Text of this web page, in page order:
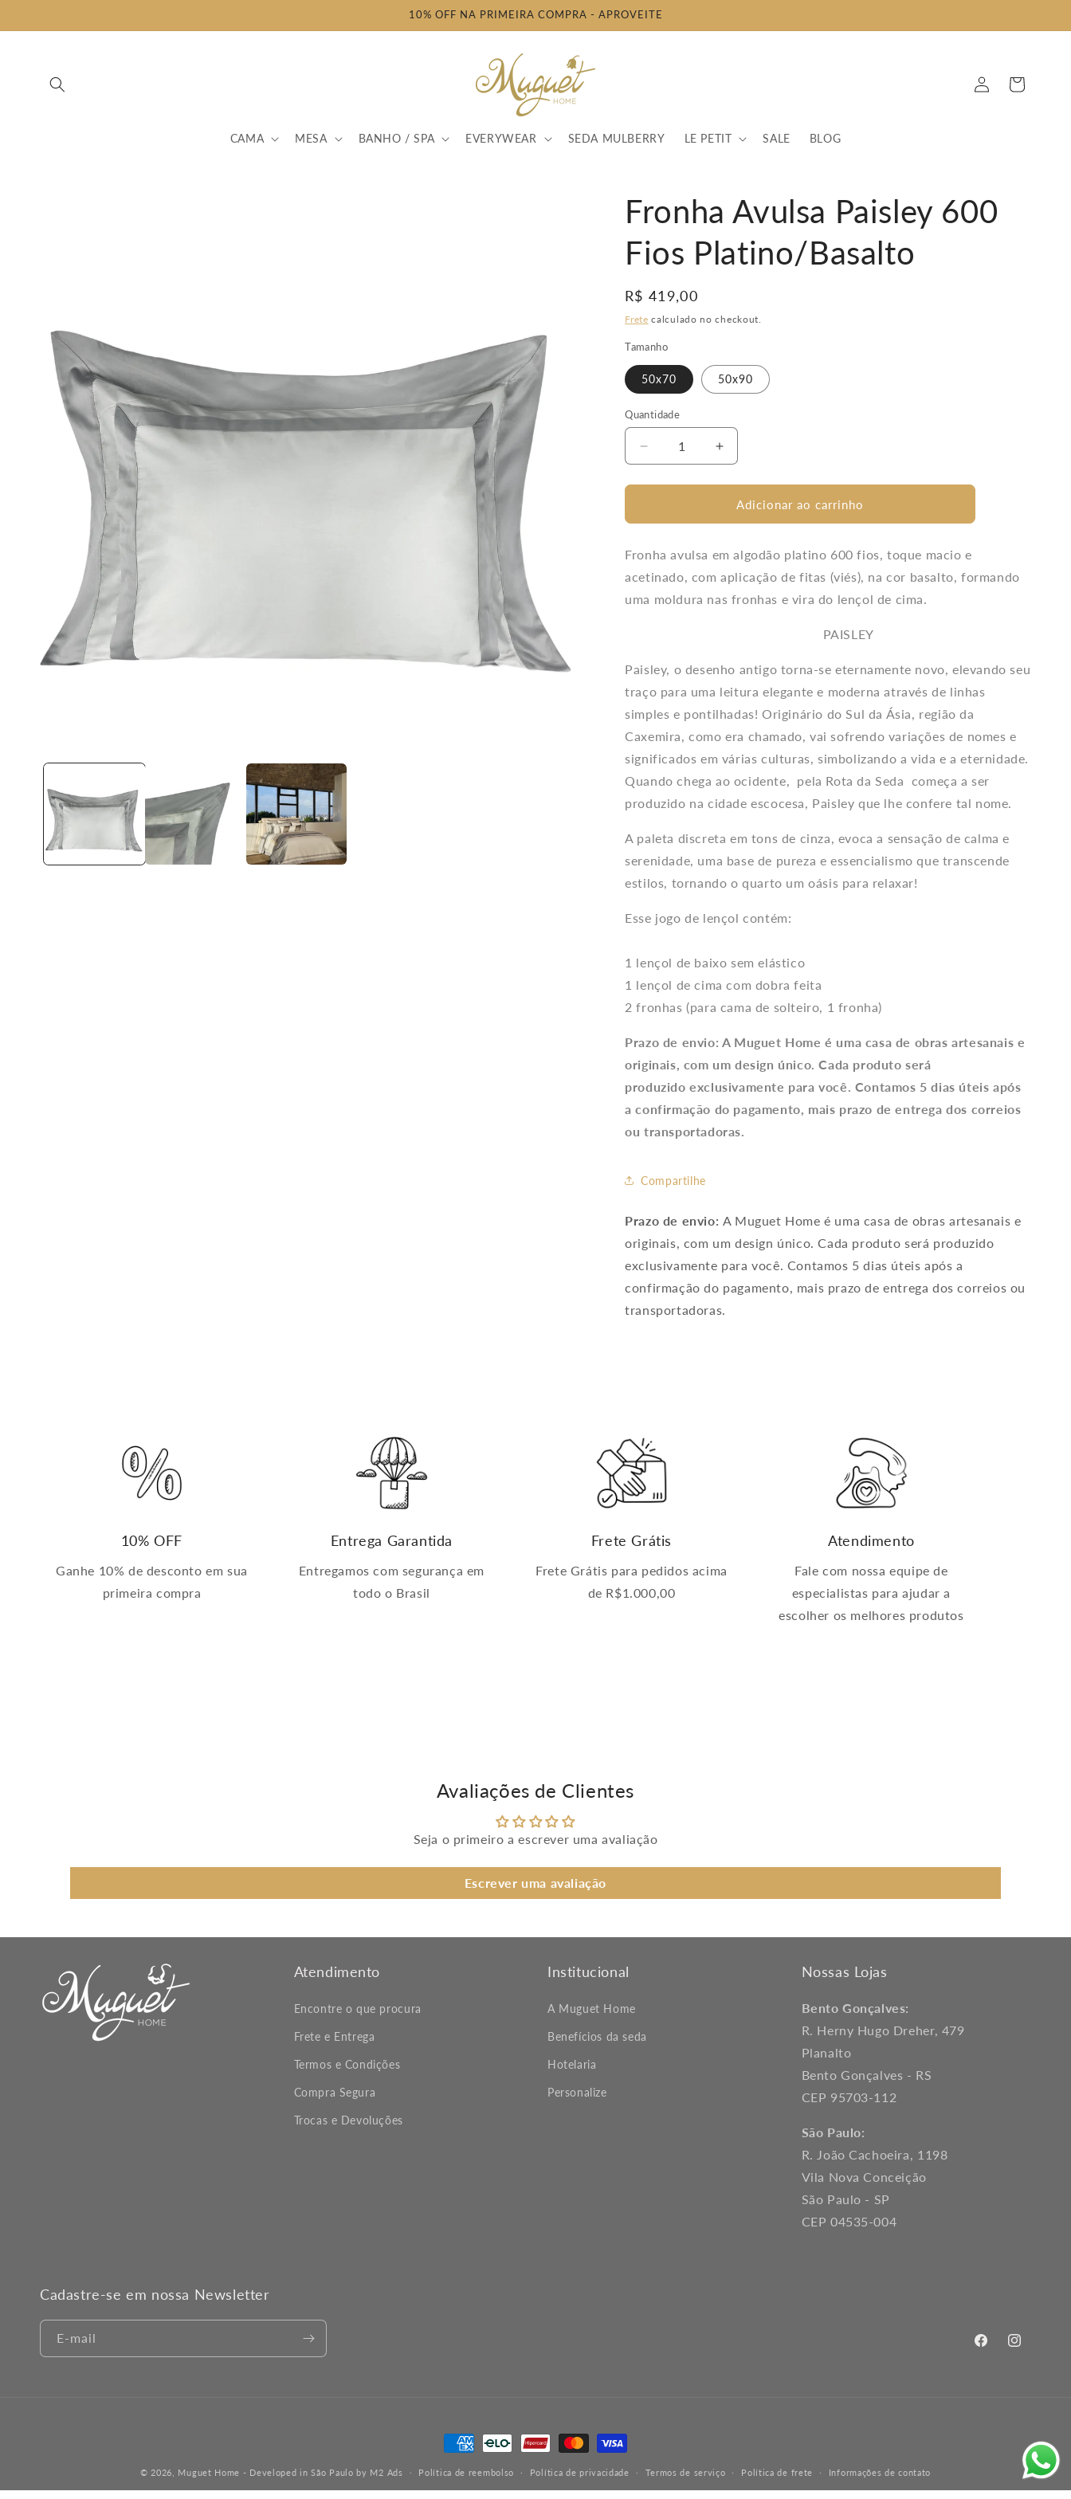
conteúdo
10% OFF NA PRIMEIRA COMPRA - APROVEITE
CAMA MESA BANHO / SPA EVERYWEAR SEDA MULBERRY LE PETIT SALE BLOG
Fazer
login
Carrinho
Fronha Avulsa Paisley 600
Fios Platino/Basalto
Preço
normal
R$ 419,00
Frete calculado no checkout.
Tamanho
50x70 50x90
Quantidade
Diminuir
a
quantidade
Fronha
Paisley
600
Fios
Platino/Basalto
Aumentar
a
quantidade
Fronha
Paisley
600
Fios
Platino/Basalto
Adicionar ao carrinho
Fronha avulsa em algodão platino 600 fios, toque macio e
acetinado, com aplicação de fitas (viés), na cor basalto, formando
uma moldura nas fronhas e vira do lençol de cima.
PAISLEY
Paisley, o desenho antigo torna-se eternamente novo, elevando seu
traço para uma leitura elegante e moderna através de linhas
simples e pontilhadas! Originário do Sul da Ásia, região da
Caxemira, como era chamado, vai sofrendo variações de nomes e
significados em várias culturas, simbolizando a vida e a eternidade.
Quando chega ao ocidente, pela Rota da Seda começa a ser
produzido na cidade escocesa, Paisley que lhe confere tal nome.
A paleta discreta em tons de cinza, evoca a sensação de calma e
serenidade, uma base de pureza e essencialismo que transcende
estilos, tornando o quarto um oásis para relaxar!
Esse jogo de lençol contém:
1 lençol de baixo sem elástico
1 lençol de cima com dobra feita
2 fronhas (para cama de solteiro, 1 fronha)
Prazo de envio: A Muguet Home é uma casa de obras artesanais e
originais, com um design único. Cada produto será
produzido exclusivamente para você. Contamos 5 dias úteis após
a confirmação do pagamento, mais prazo de entrega dos correios
ou transportadoras.
Compartilhe
Prazo de envio: A Muguet Home é uma casa de obras artesanais e
originais, com um design único. Cada produto será produzido
exclusivamente para você. Contamos 5 dias úteis após a
confirmação do pagamento, mais prazo de entrega dos correios ou
transportadoras.
10% OFF
Ganhe 10% de desconto em sua
primeira compra
Entrega Garantida
Entregamos com segurança em
todo o Brasil
Frete Grátis
Frete Grátis para pedidos acima
de R$1.000,00
Atendimento
Fale com nossa equipe de
especialistas para ajudar a
escolher os melhores produtos
Avaliações de Clientes
Seja o primeiro a escrever uma avaliação
Escrever uma avaliação
Atendimento
Encontre o que procura
Frete e Entrega
Termos e Condições
Compra Segura
Trocas e Devoluções
Institucional
A Muguet Home
Benefícios da seda
Hotelaria
Personalize
Nossas Lojas
Bento Gonçalves:
R. Herny Hugo Dreher, 479
Planalto
Bento Gonçalves - RS
CEP 95703-112
São Paulo:
R. João Cachoeira, 1198
Vila Nova Conceição
São Paulo - SP
CEP 04535-004
Cadastre-se em nossa Newsletter
E-mail
FacebookInstagram
Formas
pagamento
© 2026, Muguet Home - Developed in São Paulo by M2 Ads Política de reembolso Política de privacidade Termos de serviço Política de frete Informações de contato